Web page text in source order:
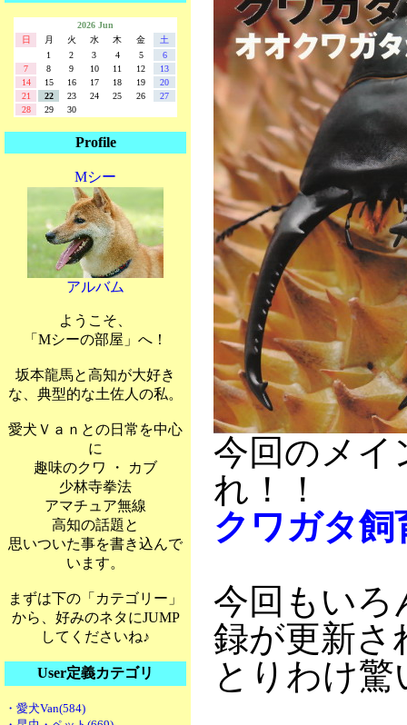
2026 Jun
日
月 火 水 木 金
土
1
2 3 4 5
6
7
8 9 10 11 12
13
14
15 16 17 18 19
20
21
22 23 24 25 26
27
28
29 30
Profile
Mシー
アルバム
ようこそ、
「Mシーの部屋」へ！
坂本龍馬と高知が大好き
な、典型的な土佐人の私。
愛犬Ｖａｎとの日常を中心
に
趣味のクワ ・ カブ
少林寺拳法
アマチュア無線
高知の話題と
思いついた事を書き込んで
います。
まずは下の「カテゴリー」
から、好みのネタにJUMP
してくださいね♪
User定義カテゴリ
・愛犬Van(584)
今回のメイ
れ！！
クワガタ飼
今回もいろ
録が更新さ
とりわけ